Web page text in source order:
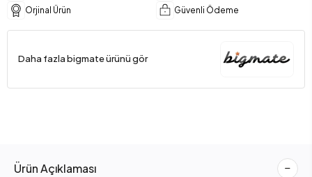
Orjinal Ürün
Güvenli Ödeme
Daha fazla bigmate ürünü gör
Ürün Açıklaması